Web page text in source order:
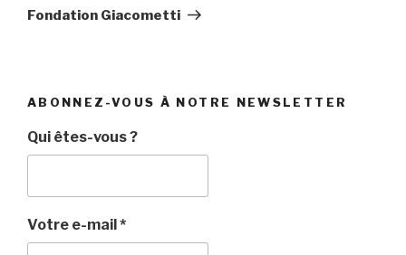
suivant
Fondation Giacometti
ABONNEZ-VOUS À NOTRE NEWSLETTER
Qui êtes-vous ?
Votre e-mail*